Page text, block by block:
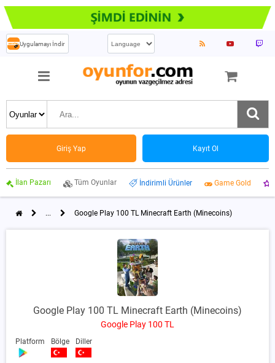
Uygulamayı İndir
Giriş Yap Kayıt Ol
İlan Pazarı Tüm Oyunlar İndirimli Ürünler Game Gold
... Google Play 100 TL Minecraft Earth (Minecoins)
Google Play 100 TL Minecraft Earth (Minecoins)
Google Play 100 TL
Platform Bölge Diller